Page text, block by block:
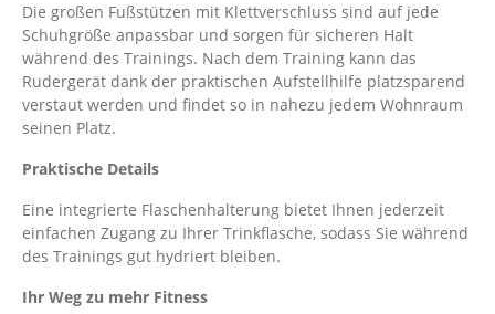
Die großen Fußstützen mit Klettverschluss sind auf jede
Schuhgröße anpassbar und sorgen für sicheren Halt
während des Trainings. Nach dem Training kann das
Rudergerät dank der praktischen Aufstellhilfe platzsparend
verstaut werden und findet so in nahezu jedem Wohnraum
seinen Platz.
Praktische Details
Eine integrierte Flaschenhalterung bietet Ihnen jederzeit
einfachen Zugang zu Ihrer Trinkflasche, sodass Sie während
des Trainings gut hydriert bleiben.
Ihr Weg zu mehr Fitness